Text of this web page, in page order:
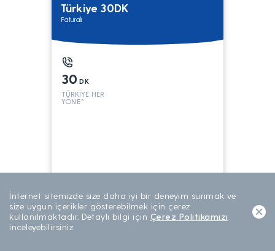
Türkiye 30DK
Faturalı
30 DK
TÜRKİYE HER
YÖNE*
199
AYLIK ABONELİK
İnternet sitemizde size daha iyi bir deneyim sunmak ve
size uygun içerikler gösterebilmek için çerez
kullanılmaktadır. Detaylı bilgi için Çerez Politikamızı
inceleyebilirsiniz.